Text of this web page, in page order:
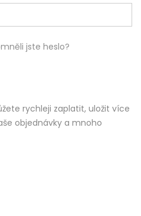
jste heslo?
rychleji zaplatit, uložit více
objednávky a mnoho